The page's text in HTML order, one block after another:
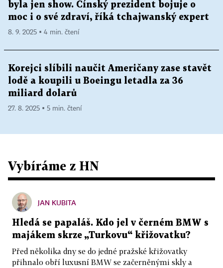
byla jen show. Čínský prezident bojuje o
moc i o své zdraví, říká tchajwanský expert
8. 9. 2025 ▪ 4 min. čtení
Korejci slíbili naučit Američany zase stavět
lodě a koupili u Boeingu letadla za 36
miliard dolarů
27. 8. 2025 ▪ 5 min. čtení
Vybíráme z HN
JAN KUBITA
Hledá se papaláš. Kdo jel v černém BMW s
majákem skrze „Turkovu“ křižovatku?
Před několika dny se do jedné pražské křižovatky
přihnalo obří luxusní BMW se začerněnými skly a